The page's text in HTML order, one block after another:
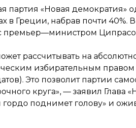
партия «Новая демократия»
в Греции, набрав почти
премьер—министром
рассчитывать на
избирательным
Это позволит партии
круга», — заявил Глава
гордо поднимет голову» и